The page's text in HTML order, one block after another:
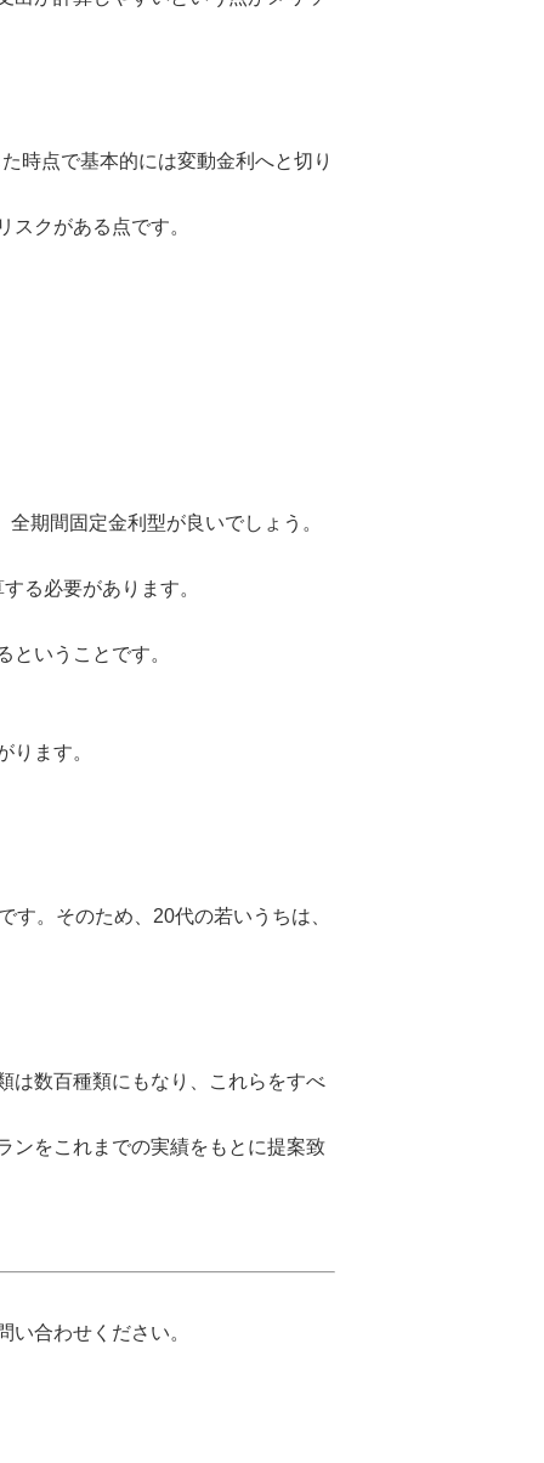
時点で基本的には変動金利へと切り
クがある点です。
期間固定金利型が良いでしょう。
る必要があります。
いうことです。
ります。
。そのため、20代の若いうちは、
は数百種類にもなり、これらをすべ
ンをこれまでの実績をもとに提案致
合わせください。